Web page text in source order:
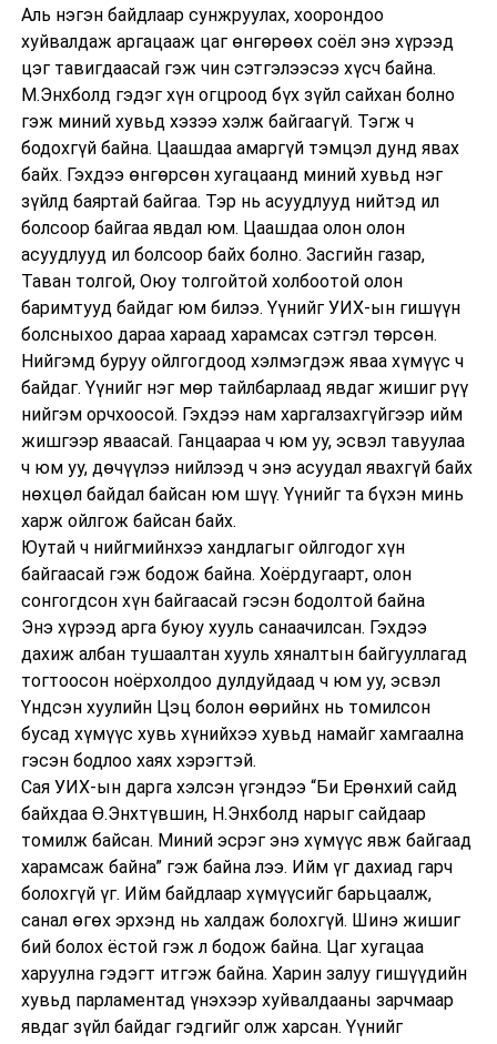
Аль нэгэн байдлаар сунжруулах, хоорондоо
хуйвалдаж аргацааж цаг өнгөрөөх соёл энэ хүрээд
цэг тавигдаасай гэж чин сэтгэлээсээ хүсч байна.
М.Энхболд гэдэг хүн огцроод бүх зүйл сайхан болно
гэж миний хувьд хэзээ хэлж байгаагүй. Тэгж ч
бодохгүй байна. Цаашдаа амаргүй тэмцэл дунд явах
байх. Гэхдээ өнгөрсөн хугацаанд миний хувьд нэг
зүйлд баяртай байгаа. Тэр нь асуудлууд нийтэд ил
болсоор байгаа явдал юм. Цаашдаа олон олон
асуудлууд ил болсоор байх болно. Засгийн газар,
Таван толгой, Оюу толгойтой холбоотой олон
баримтууд байдаг юм билээ. Үүнийг УИХ-ын гишүүн
болсныхоо дараа хараад харамсах сэтгэл төрсөн.
Нийгэмд буруу ойлгогдоод хэлмэгдэж яваа хүмүүс ч
байдаг. Үүнийг нэг мөр тайлбарлаад явдаг жишиг рүү
нийгэм орчхоосой. Гэхдээ нам харгалзахгүйгээр ийм
жишгээр яваасай. Ганцаараа ч юм уу, эсвэл тавуулаа
ч юм уу, дөчүүлээ нийлээд ч энэ асуудал явахгүй байх
нөхцөл байдал байсан юм шүү. Үүнийг та бүхэн минь
харж ойлгож байсан байх.
Юутай ч нийгмийнхээ хандлагыг ойлгодог хүн
байгаасай гэж бодож байна. Хоёрдугаарт, олон
сонгогдсон хүн байгаасай гэсэн бодолтой байна
Энэ хүрээд арга буюу хууль санаачилсан. Гэхдээ
дахиж албан тушаалтан хууль хяналтын байгууллагад
тогтоосон ноёрхолдоо дулдуйдаад ч юм уу, эсвэл
Үндсэн хуулийн Цэц болон өөрийнх нь томилсон
бусад хүмүүс хувь хүнийхээ хувьд намайг хамгаална
гэсэн бодлоо хаях хэрэгтэй.
Сая УИХ-ын дарга хэлсэн үгэндээ “Би Ерөнхий сайд
байхдаа Ө.Энхтүвшин, Н.Энхболд нарыг сайдаар
томилж байсан. Миний эсрэг энэ хүмүүс явж байгаад
харамсаж байна” гэж байна лээ. Ийм үг дахиад гарч
болохгүй үг. Ийм байдлаар хүмүүсийг барьцаалж,
санал өгөх эрхэнд нь халдаж болохгүй. Шинэ жишиг
бий болох ёстой гэж л бодож байна. Цаг хугацаа
харуулна гэдэгт итгэж байна. Харин залуу гишүүдийн
хувьд парламентад үнэхээр хуйвалдааны зарчмаар
явдаг зүйл байдаг гэдгийг олж харсан. Үүнийг